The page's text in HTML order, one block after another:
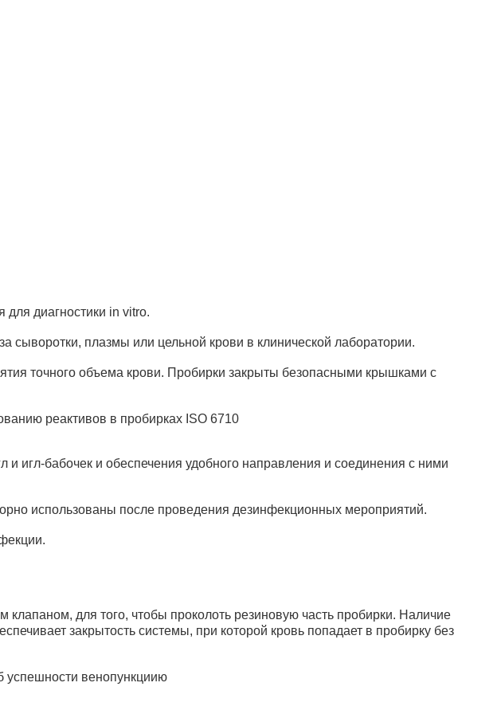
диагностики in vitro.
сыворотки, плазмы или цельной крови в клинической лаборатории.
точного объема крови. Пробирки закрыты безопасными крышками с
реактивов в пробирках ISO 6710
игл-бабочек и обеспечения удобного направления и соединения с ними
использованы после проведения дезинфекционных мероприятий.
для того, чтобы проколоть резиновую часть пробирки. Наличие
закрытость системы, при которой кровь попадает в пробирку без
успешности венопункциию